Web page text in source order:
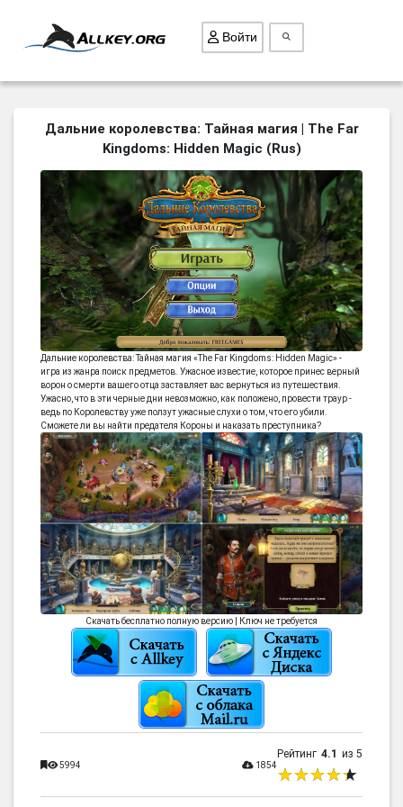
ВСЕ ИГРЫ
ПОИСК ПРЕДМЕТОВ
ГОЛОВОЛОМКИ
БИЗНЕС
ТРИ-В-РЯД
СТРАТЕГИИ
СТРЕЛЯЛКИ
КВЕСТ
КАК СКАЧАТЬ
НОВОСТИ
Войти
Дальние королевства: Тайная магия | The Far
Kingdoms: Hidden Magic (Rus)
Дальние королевства: Тайная магия «The Far Kingdoms: Hidden Magic» -
игра из жанра поиск предметов. Ужасное известие, которое принес верный
ворон о смерти вашего отца заставляет вас вернуться из путешествия.
Ужасно, что в эти черные дни невозможно, как положено, провести траур -
ведь по Королевству уже ползут ужасные слухи о том, что его убили.
Сможете ли вы найти предателя Короны и наказать преступника?
Скачать бесплатно полную версию | Ключ не требуется
5994 1854
Рейтинг 4.1 из 5